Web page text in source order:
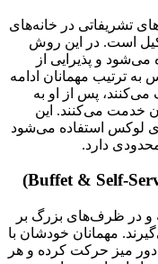
تشریفاتی در خانه‌های
است. در این روش
و پذیرایی از
ترتیب مهمانان ادامه
می‌کنند، پس از او به
خدمت می‌کنند. این
لوکس استفاده می‌شود
دارد.
و در ظرف‌های بزرگ بر
مهمانان خودشان با
میز حرکت کرده و هر